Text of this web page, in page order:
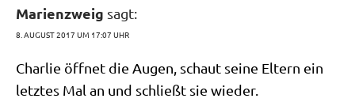
Marienzweig sagt:
8. AUGUST 2017 UM 17:07 UHR
Char­lie öff­net die Augen, schaut sei­ne Eltern ein
letz­tes Mal an und schließt sie wieder.